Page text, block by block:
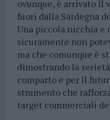
ovunque, è arrivato il
fuori dalla Sardegna
Una piccola nicchia
sicuramente non
ma che comunque è
dimostrando la
comparto e per il
strumento che
target commerciali